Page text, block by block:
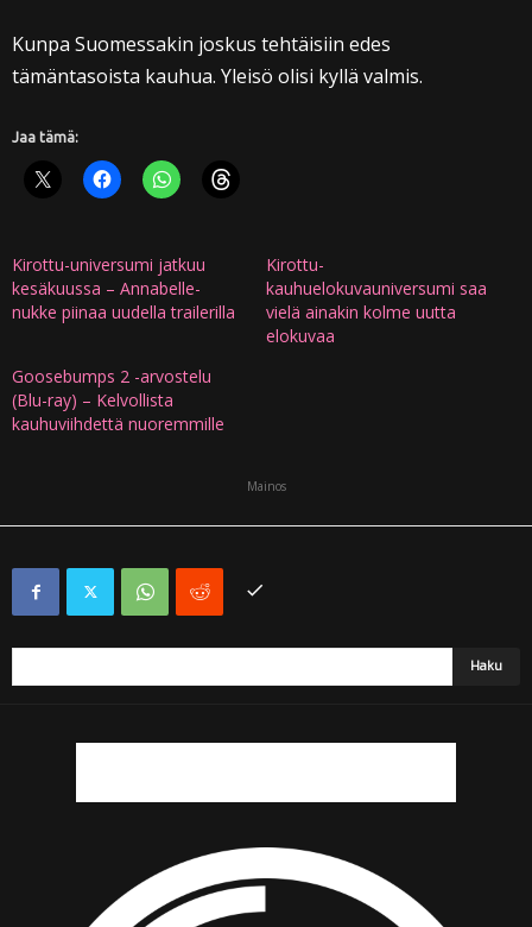
Kunpa Suomessakin joskus tehtäisiin edes
tämäntasoista kauhua. Yleisö olisi kyllä valmis.
Jaa tämä:
Kirottu-universumi jatkuu
kesäkuussa – Annabelle-
nukke piinaa uudella trailerilla
Kirottu-
kauhuelokuvauniversumi saa
vielä ainakin kolme uutta
elokuvaa
Goosebumps 2 -arvostelu
(Blu-ray) – Kelvollista
kauhuviihdettä nuoremmille
Mainos